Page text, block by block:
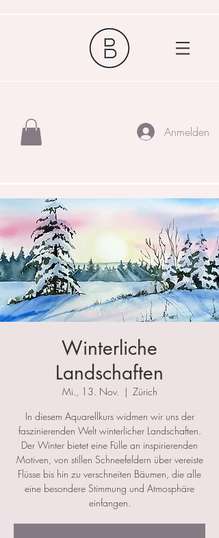
Anmelden
Winterliche
Landschaften
Mi., 13. Nov.
  |
Zürich
In diesem Aquarellkurs widmen wir uns der
faszinierenden Welt winterlicher Landschaften.
Der Winter bietet eine Fülle an inspirierenden
Motiven, von stillen Schneefeldern über vereiste
Flüsse bis hin zu verschneiten Bäumen, die alle
eine besondere Stimmung und Atmosphäre
einfangen.